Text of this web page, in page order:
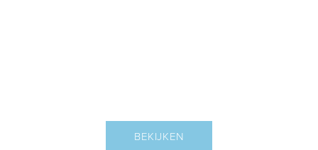
BEKIJKEN